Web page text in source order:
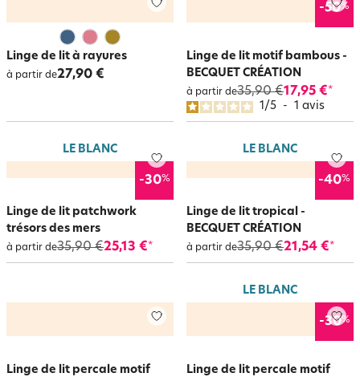
Linge de lit à rayures
à partir de27,90 €
-50%
Linge de lit motif bambous -
BECQUET CRÉATION
à partir de35,90 €17,95 €*
1/5 - 1 avis
LE BLANC
-30%
Linge de lit patchwork
trésors des mers
à partir de35,90 €25,13 €*
LE BLANC
-40%
Linge de lit tropical -
BECQUET CRÉATION
à partir de35,90 €21,54 €*
Linge de lit percale motif
LE BLANC
-30%
Linge de lit percale motif